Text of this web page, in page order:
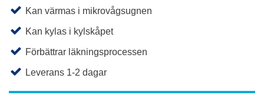
Kan värmas i mikrovågsugnen
Kan kylas i kylskåpet
Förbättrar läkningsprocessen
Leverans 1-2 dagar